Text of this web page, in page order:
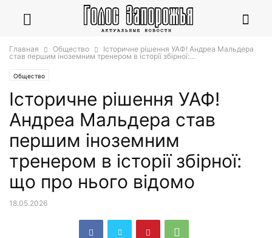
Главная Общество
Історичне рішення УАФ! Андреа Мальдера
став першим іноземним тренером в історії збірної:...
Общество
Історичне рішення УАФ!
Андреа Мальдера став
першим іноземним
тренером в історії збірної:
що про нього відомо
18.05.2026